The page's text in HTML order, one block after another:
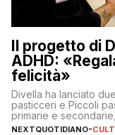
Il progetto di
ADHD:
felicità»
Divella ha lanciato
pasticceri e Piccoli
primarie e
pugliesi che si
NEXTQUOTIDIANO-